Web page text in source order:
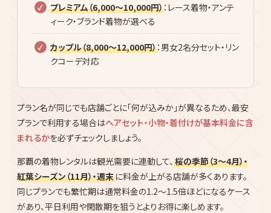
プレミアム（6,000〜10,000円）：レース着物・アンテ
ィーク・ブランド着物が選べる
カップル（8,000〜12,000円）：男女2名分セット・リン
クコーデ対応
プラン名が同じでも店舗ごとに「何が込みか」が異なるため、最安
プランで利用する場合はヘアセット・小物・着付けが基本料金に含
まれるかを必ずチェックしましょう。
那覇の着物レンタルは観光需要に連動して、 桜の季節（3〜4月）・
紅葉シーズン（11月）・週末に料金が上がる店舗が多くあります。
同じプランでも繁忙期は通常料金の1.2〜1.5倍ほどになるケース
があり、平日利用や閑散期を狙うとよりお得に楽しめます。